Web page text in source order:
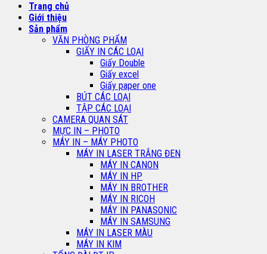
Trang chủ
Giới thiệu
Sản phẩm
VĂN PHÒNG PHẨM
GIẤY IN CÁC LOẠI
Giấy Double
Giấy excel
Giấy paper one
BÚT CÁC LOẠI
TẬP CÁC LOẠI
CAMERA QUAN SÁT
MỰC IN – PHOTO
MÁY IN – MÁY PHOTO
MÁY IN LASER TRẮNG ĐEN
MÁY IN CANON
MÁY IN HP
MÁY IN BROTHER
MÁY IN RICOH
MÁY IN PANASONIC
MÁY IN SAMSUNG
MÁY IN LASER MÀU
MÁY IN KIM